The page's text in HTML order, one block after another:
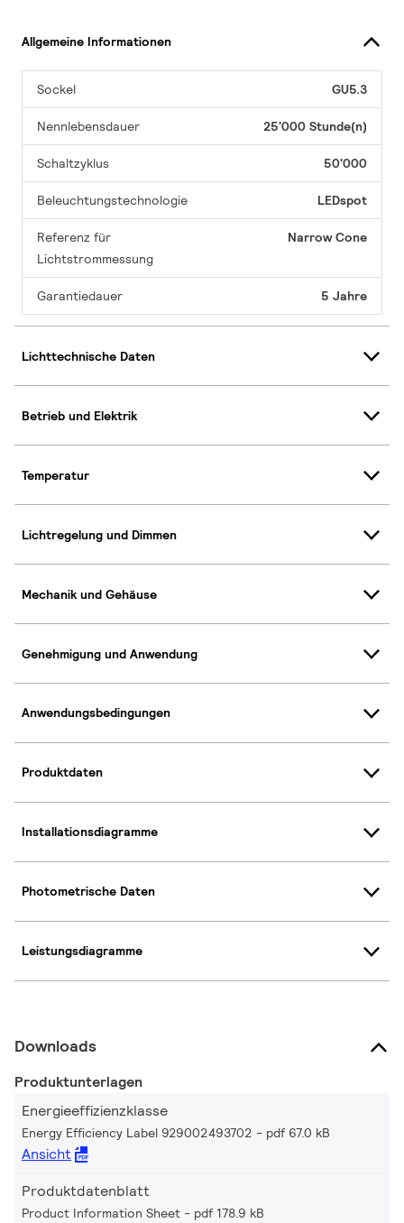
Allgemeine Informationen
Sockel GU5.3
Nennlebensdauer 25'000 Stunde(n)
Schaltzyklus 50'000
Beleuchtungstechnologie LEDspot
Referenz für
Lichtstrommessung
Narrow Cone
Garantiedauer 5 Jahre
Lichttechnische Daten
Betrieb und Elektrik
Temperatur
Lichtregelung und Dimmen
Mechanik und Gehäuse
Genehmigung und Anwendung
Anwendungsbedingungen
Produktdaten
Installationsdiagramme
Photometrische Daten
Leistungsdiagramme
Downloads
Produktunterlagen
Energieeffizienzklasse
Energy Efficiency Label 929002493702 pdf 67.0 kB
Ansicht
Produktdatenblatt
Product Information Sheet pdf 178.9 kB